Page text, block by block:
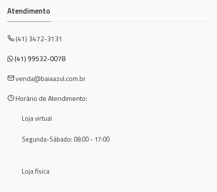
Atendimento
(41) 3472-3131
(41) 99532-0078
venda@baiaazul.com.br
Horário de Atendimento:
Loja virtual
Segunda-Sábado: 08:00 - 17:00
Loja física